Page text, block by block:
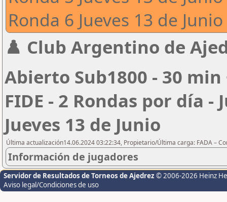
Ronda 6 Jueves 13 de
♟️ Club Argentino de
Abierto Sub1800 - 30 min
FIDE - 2 Rondas por día -
Jueves 13 de Junio
Última actualización14.06.2024 03:22:34, Propietario/Última carga: FADA –
Información de jugadores
Servidor de Resultados de Torneos de Ajedrez © 2006-2026 Heinz
Aviso legal/Condiciones de uso